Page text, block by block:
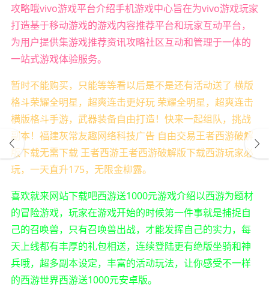
攻略哦vivo游戏平台介绍手机游戏中心旨在为vivo游戏玩家
打造基于移动游戏的游戏内容推荐平台和玩家互动平台，
为用户提供集游戏推荐资讯攻略社区互动和管理于一体的
一站式游戏体验服务。
暂时不能购买，只能等等看以后是不是还有活动送了 横版
格斗荣耀全明星，超爽连击更好玩 荣耀全明星，超爽连击
横版格斗手游，武器装备自由打造！快来一起组队，挑战
副本！福建灰常友趣网络科技广告 自由交易王者西游破解
版下载无需下载 王者西游王者西游破解版下载西游玩家必
玩，一天直升175，无限金柳露。
喜欢就来网站下载吧西游送1000元游戏介绍以西游为题材
的冒险游戏，玩家在游戏开始的时候第一件事就是捕捉自
己的召唤兽，只有召唤兽出战，才能发挥自己的实力，每
天上线都有丰厚的礼包相送，连续登陆更有绝版坐骑和神
兵哦，超多副本设定，丰富的活动玩法，让你感受不一样
的西游世界西游送1000元安卓版。